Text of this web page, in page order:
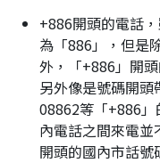
+886開頭的電話
為「886」，但是
外，「+886」開
另外像是號碼開頭
08862等「+886
內電話之間來電
開頭的國內市話號